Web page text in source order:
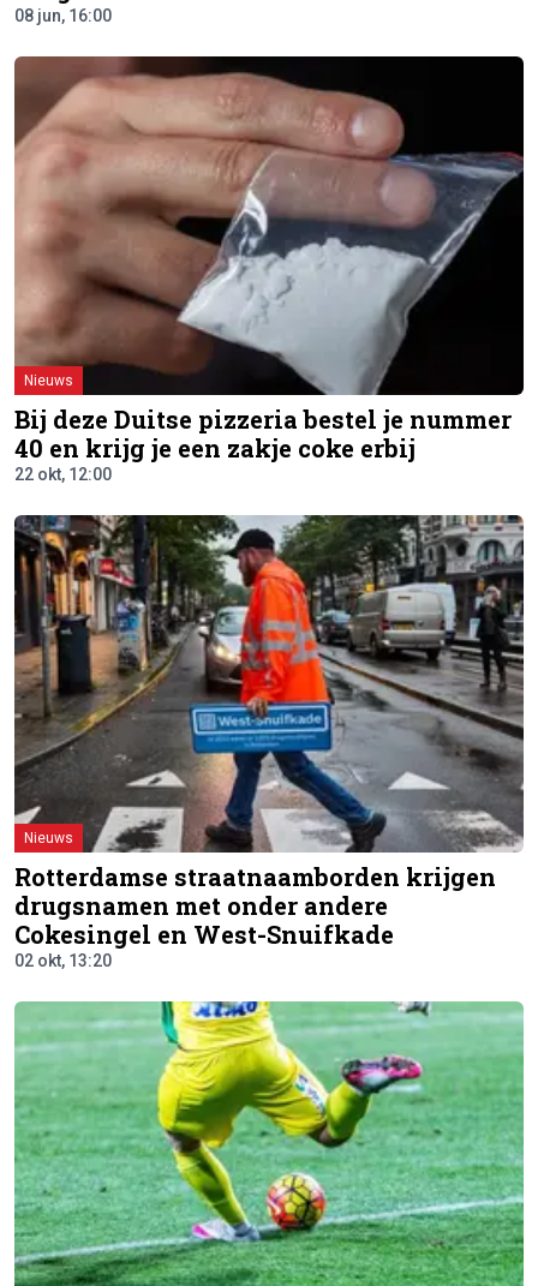
08 jun, 16:00
Nieuws
Bij deze Duitse pizzeria bestel je nummer
40 en krijg je een zakje coke erbij
22 okt, 12:00
Nieuws
Rotterdamse straatnaamborden krijgen
drugsnamen met onder andere
Cokesingel en West-Snuifkade
02 okt, 13:20